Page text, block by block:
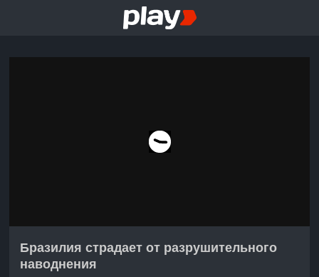
Бразилия страдает от разрушительного
наводнения